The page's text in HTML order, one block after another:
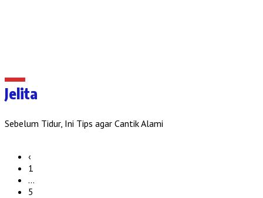
Jelita
Sebelum Tidur, Ini Tips agar Cantik Alami
‹
1
…
5